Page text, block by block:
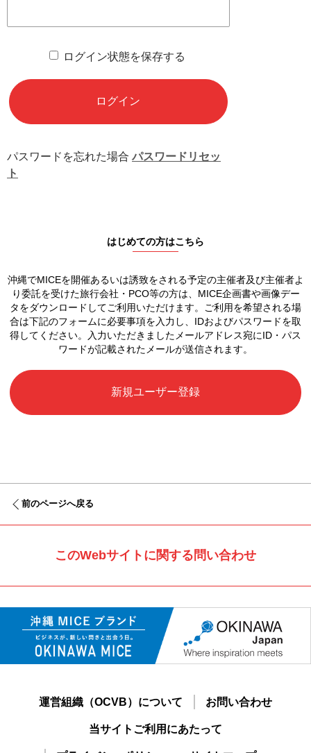
ログイン状態を保存する
パスワードを忘れた場合 パスワードリセッ
ト
はじめての方はこちら
沖縄でMICEを開催あるいは誘致をされる予定の主催者及び主催者よ
り委託を受けた旅行会社・PCO等の方は、 MICE企画書や画像デー
タをダウンロードしてご利用いただけます。
ご利用を希望される場
合は下記のフォームに必要事項を入力し、 IDおよびパスワードを取
得してください。
入力いただきましたメールアドレス宛にID・パス
ワードが記載されたメールが送信されます。
新規ユーザー登録
前のページへ戻る
このWebサイトに関する問い合わせ
運営組織（OCVB）について お問い合わせ
当サイトご利用にあたって